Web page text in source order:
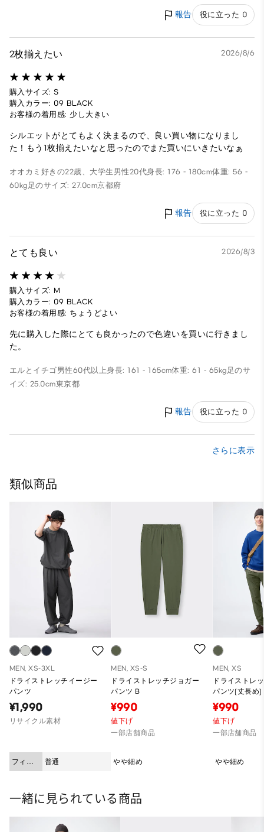
報告 役に立った 0
2枚揃えたい 2026/8/6
購入サイズ: S
購入カラー: 09 BLACK
お客様の着用感: 少し大きい
シルエットがとてもよく決まるので、良い買い物になりまし
た！もう1枚揃えたいなと思ったのでまた買いにいきたいなぁ
オオカミ好きの22歳、大学生 男性20代身長: 176 - 180cm体重: 56 -
60kg 足のサイズ: 27.0cm京都府
報告 役に立った 0
とても良い 2026/8/3
購入サイズ: M
購入カラー: 09 BLACK
お客様の着用感: ちょうどよい
先に購入した際にとても良かったので色違いを買いに行きまし
た。
エルとイチゴ男性60代以上身長: 161 - 165cm体重: 61 - 65kg 足のサ
イズ: 25.0cm東京都
報告 役に立った 0
さらに表示
類似商品
MEN, XS-3XL
ドライストレッチイージー
パンツ
¥1,990
リサイクル素材
フィッ
ト
普通
MEN, XS-S
ドライストレッチジョガー
パンツ B
¥990
値下げ
一部店舗商品
やや細め
MEN, XS
ドライストレ
パンツ(丈長め)
¥990
値下げ
一部店舗商品
やや細め
一緒に見られている商品